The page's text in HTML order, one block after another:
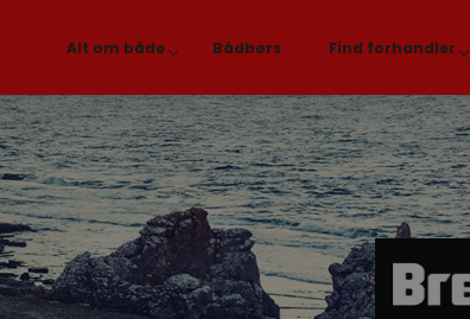
Alt om både Bådbørs Find forhandler